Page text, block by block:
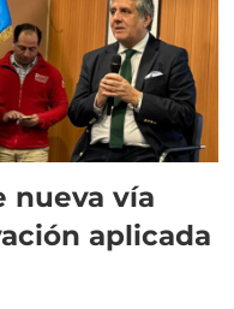
nueva vía
aplicada